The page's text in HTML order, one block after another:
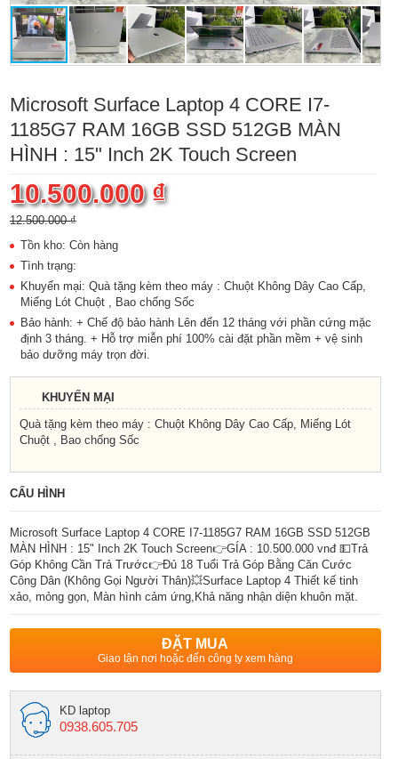
Microsoft Surface Laptop 4 CORE I7-
1185G7 RAM 16GB SSD 512GB MÀN
HÌNH : 15" Inch 2K Touch Screen
10.500.000 ₫
12.500.000 ₫
Tồn kho: Còn hàng
Tình trạng:
Khuyến mại: Quà tặng kèm theo máy : Chuột Không Dây Cao Cấp,
Miếng Lót Chuột , Bao chống Sốc
Bảo hành: + Chế độ bảo hành Lên đến 12 tháng với phần cứng mặc
định 3 tháng. + Hỗ trợ miễn phí 100% cài đặt phần mềm + vệ sinh
bảo dưỡng máy trọn đời.
KHUYẾN MẠI
Quà tặng kèm theo máy : Chuột Không Dây Cao Cấp, Miếng Lót
Chuột , Bao chống Sốc
CẤU HÌNH
Microsoft Surface Laptop 4 CORE I7-1185G7 RAM 16GB SSD 512GB
MÀN HÌNH : 15" Inch 2K Touch Screen👉GÍA : 10.500.000 vnđ 💵Trả
Góp Không Cần Trả Trước👉Đủ 18 Tuổi Trả Góp Bằng Căn Cước
Công Dân (Không Gọi Người Thân)💥Surface Laptop 4 Thiết kế tinh
xảo, mỏng gọn, Màn hình cảm ứng,Khả năng nhận diện khuôn mặt.
ĐẶT MUA
Giao tận nơi hoặc đến công ty xem hàng
KD laptop
0938.605.705